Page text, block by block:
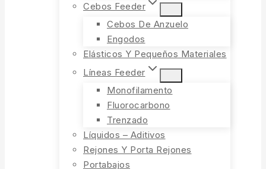
Cebos Feeder
Cebos De Anzuelo
Engodos
Elásticos Y Pequeños Materiales
Líneas Feeder
Monofilamento
Fluorocarbono
Trenzado
Líquidos – Aditivos
Rejones Y Porta Rejones
Portabajos